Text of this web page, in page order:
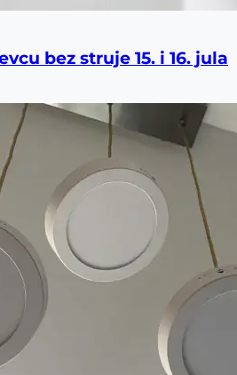
bez struje 15. i 16. jula